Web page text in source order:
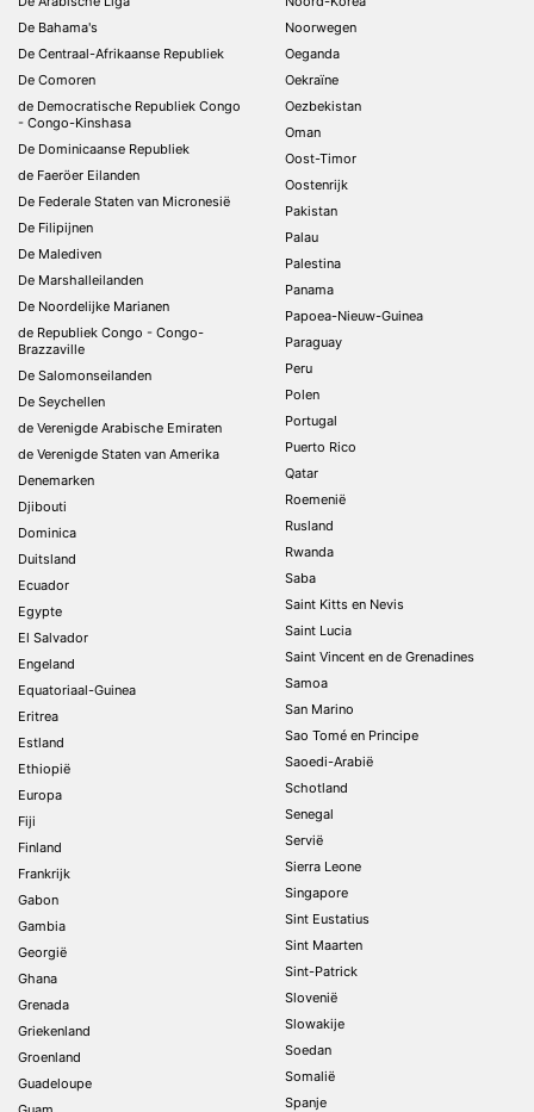
De Bahama's
De Centraal-Afrikaanse Republiek
De Comoren
de Democratische Republiek Congo
- Congo-Kinshasa
De Dominicaanse Republiek
de Faeröer Eilanden
De Federale Staten van Micronesië
De Filipijnen
De Malediven
De Marshalleilanden
De Noordelijke Marianen
de Republiek Congo - Congo-
Brazzaville
De Salomonseilanden
De Seychellen
de Verenigde Arabische Emiraten
de Verenigde Staten van Amerika
Denemarken
Djibouti
Dominica
Duitsland
Ecuador
Egypte
El Salvador
Engeland
Equatoriaal-Guinea
Eritrea
Estland
Ethiopië
Europa
Fiji
Finland
Frankrijk
Gabon
Gambia
Georgië
Ghana
Grenada
Griekenland
Groenland
Guadeloupe
Noorwegen
Oeganda
Oekraïne
Oezbekistan
Oman
Oost-Timor
Oostenrijk
Pakistan
Palau
Palestina
Panama
Papoea-Nieuw-Guinea
Paraguay
Peru
Polen
Portugal
Puerto Rico
Qatar
Roemenië
Rusland
Rwanda
Saba
Saint Kitts en Nevis
Saint Lucia
Saint Vincent en de Grenadines
Samoa
San Marino
Sao Tomé en Principe
Saoedi-Arabië
Schotland
Senegal
Servië
Sierra Leone
Singapore
Sint Eustatius
Sint Maarten
Sint-Patrick
Slovenië
Slowakije
Soedan
Somalië
Spanje